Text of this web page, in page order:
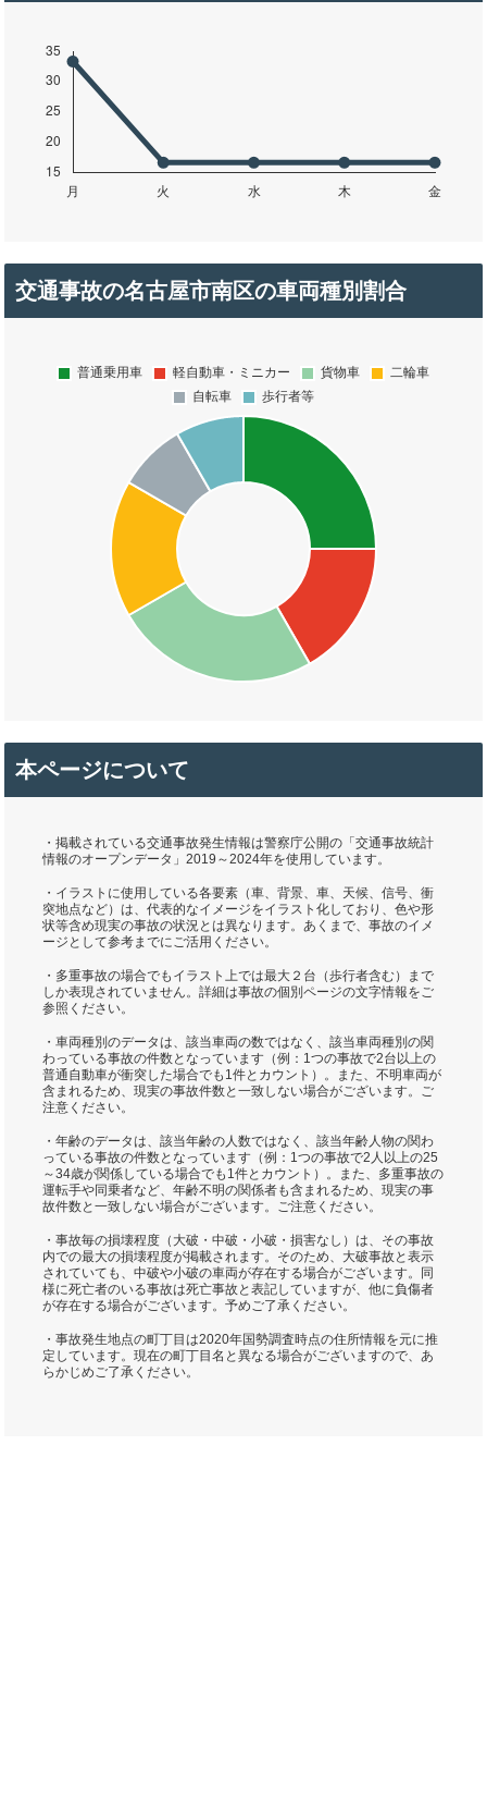
交通事故の名古屋市南区の車両種別割合
本ページについて
・掲載されている交通事故発生情報は警察庁公開の「交通事故統計
情報のオープンデータ」2019～2024年を使用しています。
・イラストに使用している各要素（車、背景、車、天候、信号、衝
突地点など）は、代表的なイメージをイラスト化しており、色や形
状等含め現実の事故の状況とは異なります。あくまで、事故のイメ
ージとして参考までにご活用ください。
・多重事故の場合でもイラスト上では最大２台（歩行者含む）まで
しか表現されていません。詳細は事故の個別ページの文字情報をご
参照ください。
・車両種別のデータは、該当車両の数ではなく、該当車両種別の関
わっている事故の件数となっています（例：1つの事故で2台以上の
普通自動車が衝突した場合でも1件とカウント）。また、不明車両が
含まれるため、現実の事故件数と一致しない場合がございます。ご
注意ください。
・年齢のデータは、該当年齢の人数ではなく、該当年齢人物の関わ
っている事故の件数となっています（例：1つの事故で2人以上の25
～34歳が関係している場合でも1件とカウント）。また、多重事故の
運転手や同乗者など、年齢不明の関係者も含まれるため、現実の事
故件数と一致しない場合がございます。ご注意ください。
・事故毎の損壊程度（大破・中破・小破・損害なし）は、その事故
内での最大の損壊程度が掲載されます。そのため、大破事故と表示
されていても、中破や小破の車両が存在する場合がございます。同
様に死亡者のいる事故は死亡事故と表記していますが、他に負傷者
が存在する場合がございます。予めご了承ください。
・事故発生地点の町丁目は2020年国勢調査時点の住所情報を元に推
定しています。現在の町丁目名と異なる場合がございますので、あ
らかじめご了承ください。